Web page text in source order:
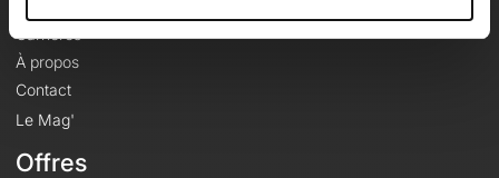
Carrières
À propos
Contact
Le Mag'
Offres